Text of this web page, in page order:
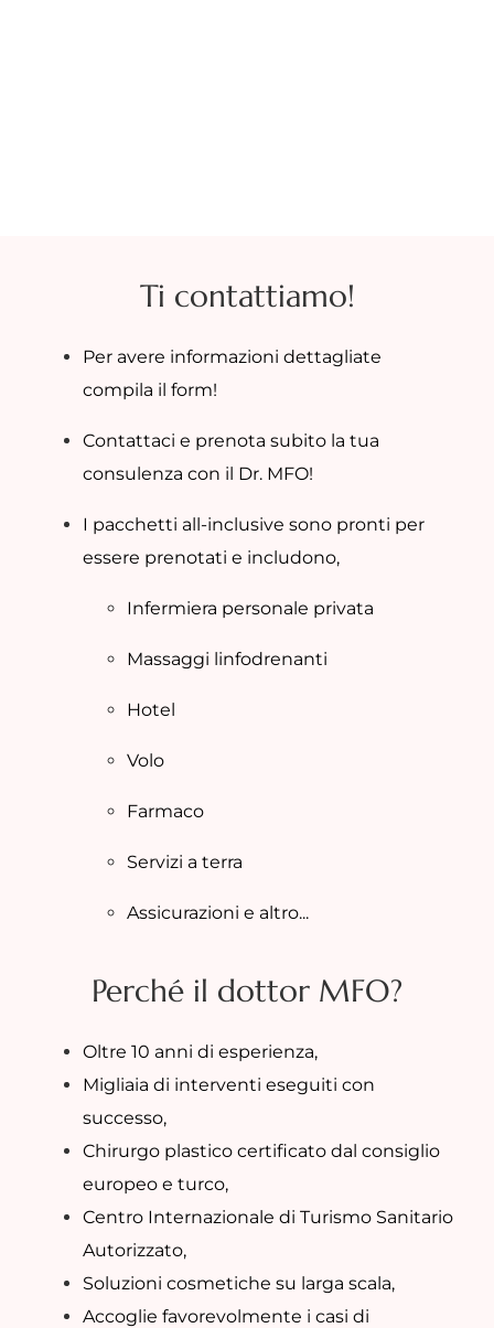
Ti contattiamo!
Per avere informazioni dettagliate
compila il form!
Contattaci e prenota subito la tua
consulenza con il Dr. MFO!
I pacchetti all-inclusive sono pronti per
essere prenotati e includono,
Infermiera personale privata
Massaggi linfodrenanti
Hotel
Volo
Farmaco
Servizi a terra
Assicurazioni e altro...
Perché il dottor MFO?
Oltre 10 anni di esperienza,
Migliaia di interventi eseguiti con
successo,
Chirurgo plastico certificato dal consiglio
europeo e turco,
Centro Internazionale di Turismo Sanitario
Autorizzato,
Soluzioni cosmetiche su larga scala,
Accoglie favorevolmente i casi di